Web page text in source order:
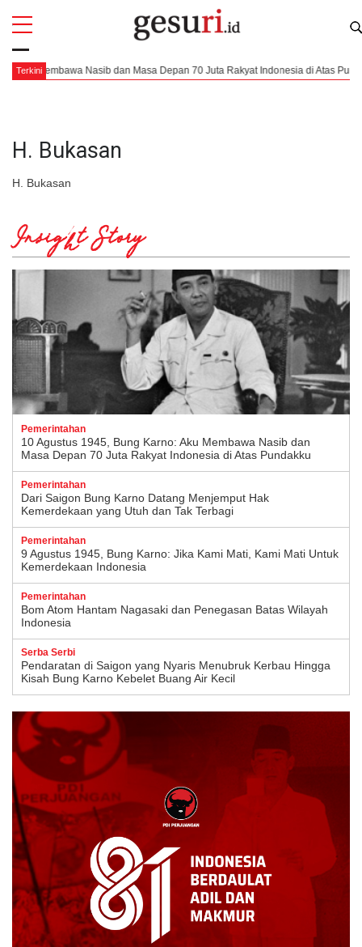
Terkini
Membawa Nasib dan Masa Depan 70 Juta Rakyat Indonesia di Atas Pundakku
H. Bukasan
H. Bukasan
All
Insight Story
Pemerintahan
10 Agustus 1945, Bung Karno: Aku Membawa Nasib dan
Masa Depan 70 Juta Rakyat Indonesia di Atas Pundakku
Pemerintahan
Dari Saigon Bung Karno Datang Menjemput Hak
Kemerdekaan yang Utuh dan Tak Terbagi
Pemerintahan
9 Agustus 1945, Bung Karno: Jika Kami Mati, Kami Mati Untuk
Kemerdekaan Indonesia
Pemerintahan
Bom Atom Hantam Nagasaki dan Penegasan Batas Wilayah
Indonesia
Serba Serbi
Pendaratan di Saigon yang Nyaris Menubruk Kerbau Hingga
Kisah Bung Karno Kebelet Buang Air Kecil